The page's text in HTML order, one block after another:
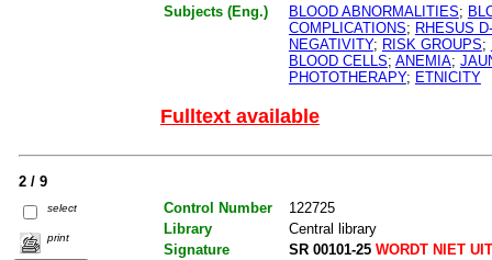
Subjects (Eng.)
BLOOD ABNORMALITIES;
COMPLICATIONS; RHESUS
NEGATIVITY; RISK GROUPS;
BLOOD CELLS; ANEMIA;
PHOTOTHERAPY; ETNICITY
Fulltext available
2 / 9
select
print
Control Number
122725
Library
Central library
Signature
SR 00101-25WORDT NIET